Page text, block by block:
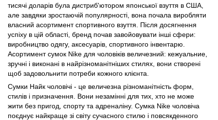
тисячі доларів була дистриб'ютором японської взуття в США,
але завдяки зростаючій популярності, вона почала виробляти
власний асортимент спортивного взуття. Після досягнення
успіху в цій області, бренд почав завойовувати інші сфери:
виробництво одягу, аксесуарів, спортивного інвентарю.
Асортимент сумок Nike для чоловіків величезний: кежуальние,
зручні і виконані в найрізноманітніших стилях, вони створені
щоб задовольнити потреби кожного клієнта.
Сумки Найк чоловічі - це величезна різноманітність форм,
стилів і призначення. Вони незамінні для тих, хто не може
жити без пригод, спорту та адреналіну. Сумка Nike чоловіча
поєднує найкраще зі світу сучасного стилю і повсякденного